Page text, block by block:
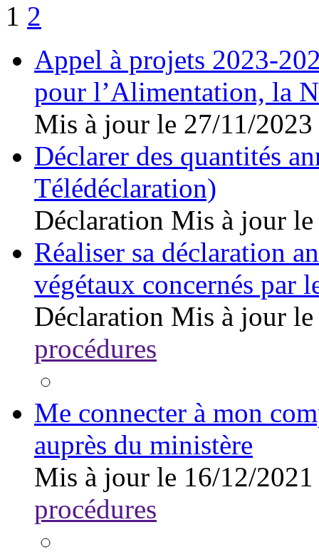
1 2
Appel à projets 2023-
pour l’Alimentation, la
Mis à jour le 27/11/2023
Déclarer des quantités
Télédéclaration)
Déclaration Mis à jour
Réaliser sa déclaration
végétaux concernés par
Déclaration Mis à jour
procédures
Me connecter à mon
auprès du ministère
Mis à jour le 16/12/2021
procédures